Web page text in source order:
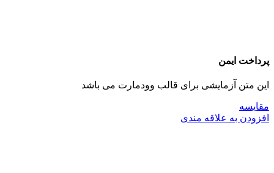
پرداخت ایمن
این متن آزمایشی برای قالب وودمارت می باشد
مقايسه
افزودن به علاقه مندی